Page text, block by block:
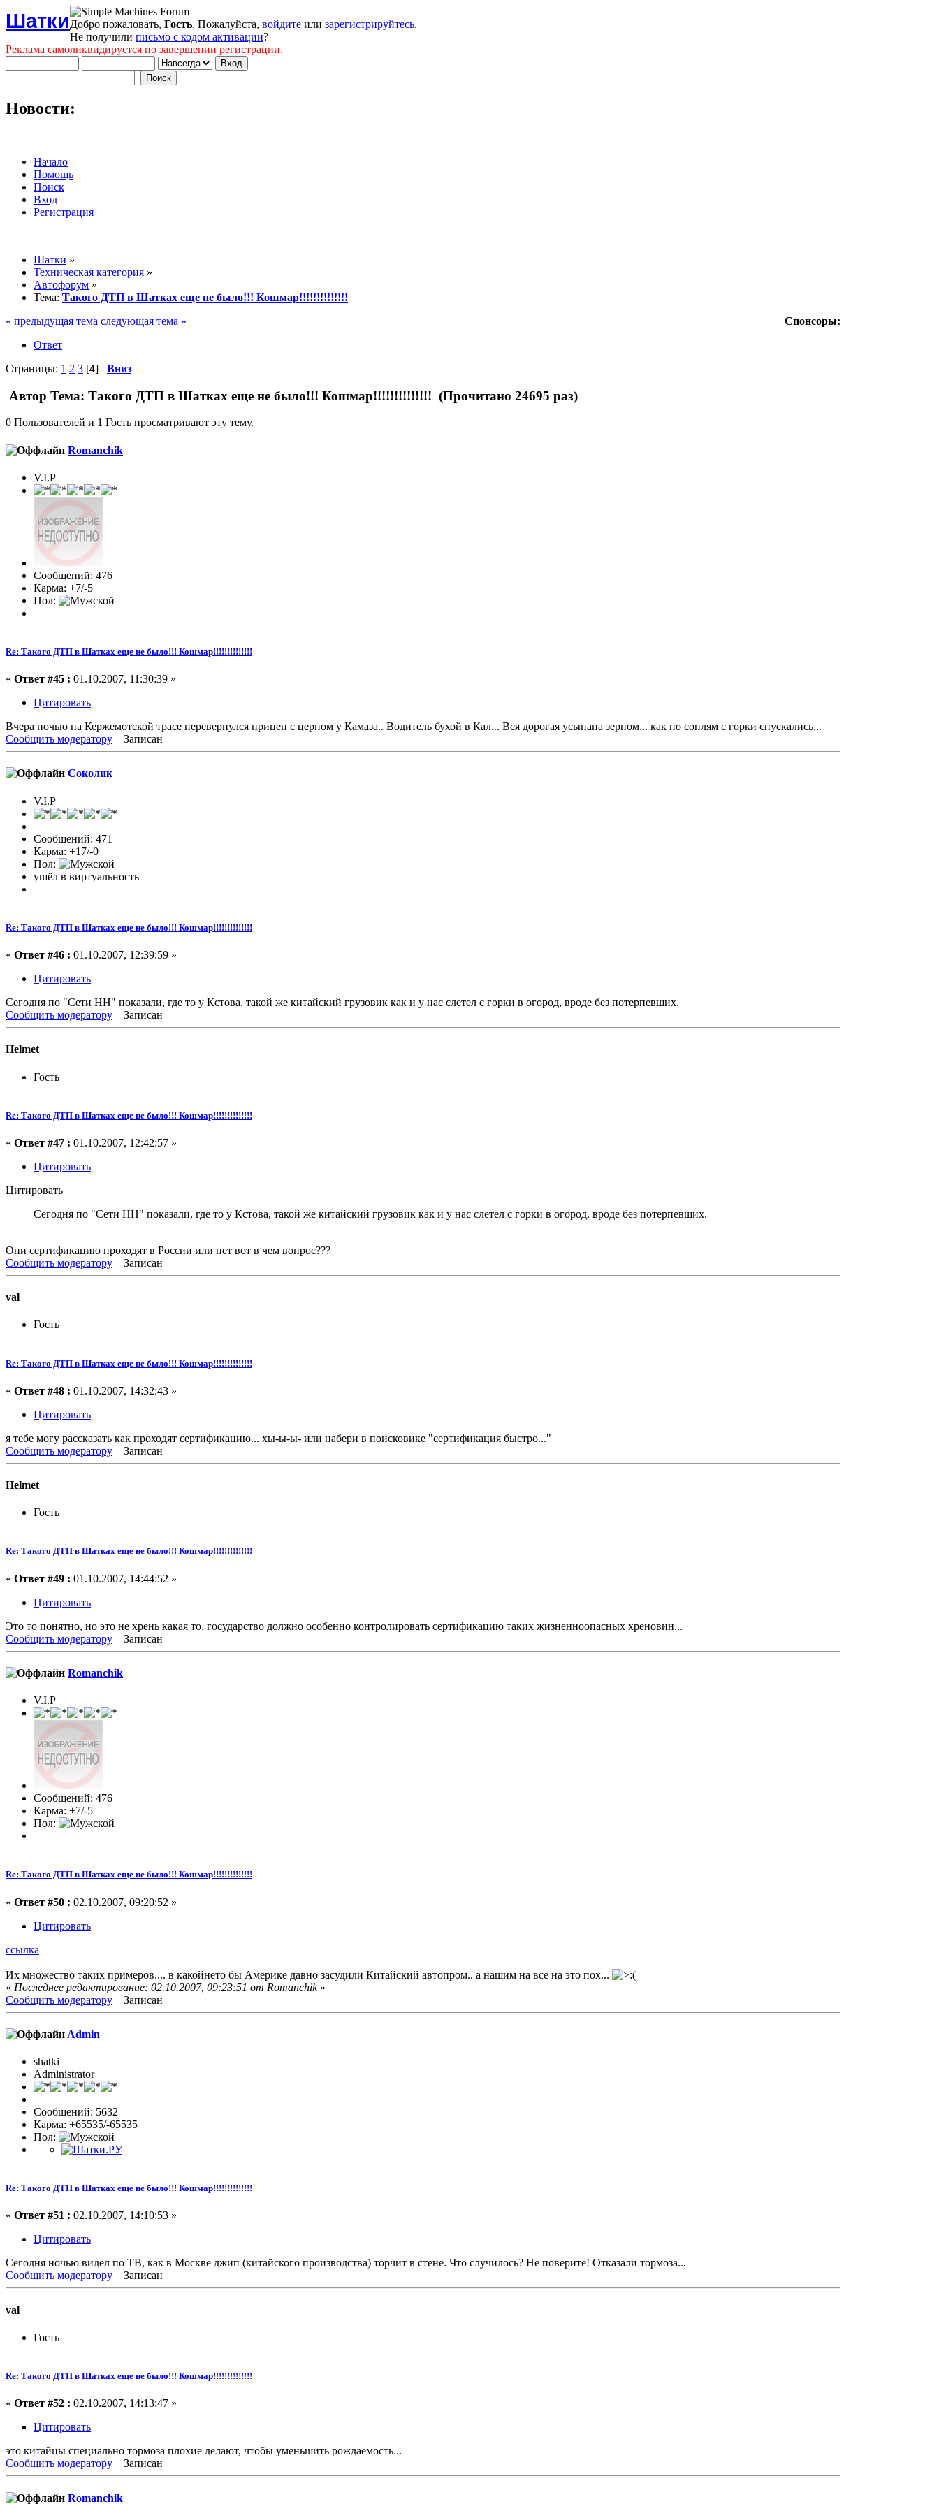
ШаткиДобро пожаловать, Гость. Пожалуйста, войдите или зарегистрируйтесь.
Не получили письмо с кодом активации?
Реклама самоликвидируется по завершении регистрации.
Новости:
Начало
Помощь
Поиск
Вход
Регистрация
Шатки »
Техническая категория »
Автофорум »
Тема: Такого ДТП в Шатках еще не было!!! Кошмар!!!!!!!!!!!!!!
Спонсоры:
« предыдущая тема следующая тема »
Ответ
Страницы: 1 2 3 [4] Вниз
Автор Тема: Такого ДТП в Шатках еще не было!!! Кошмар!!!!!!!!!!!!!! (Прочитано 24695 раз)
0 Пользователей и 1 Гость просматривают эту тему.
Romanchik
V.I.P
Сообщений: 476
Карма: +7/-5
Пол:
Re: Такого ДТП в Шатках еще не было!!! Кошмар!!!!!!!!!!!!!!
« Ответ #45 : 01.10.2007, 11:30:39 »
Цитировать
Вчера ночью на Кержемотской трасе перевернулся прицеп с церном у Камаза.. Водитель бухой в Кал... Вся дорогая усыпана зерном... как по соплям с горки спускались...
Сообщить модератору
Записан
Соколик
V.I.P
Сообщений: 471
Карма: +17/-0
Пол:
ушёл в виртуальность
Re: Такого ДТП в Шатках еще не было!!! Кошмар!!!!!!!!!!!!!!
« Ответ #46 : 01.10.2007, 12:39:59 »
Цитировать
Сегодня по "Сети НН" показали, где то у Кстова, такой же китайский грузовик как и у нас слетел с горки в огород, вроде без потерпевших.
Сообщить модератору
Записан
Helmet
Гость
Re: Такого ДТП в Шатках еще не было!!! Кошмар!!!!!!!!!!!!!!
« Ответ #47 : 01.10.2007, 12:42:57 »
Цитировать
Цитировать
Сегодня по "Сети НН" показали, где то у Кстова, такой же китайский грузовик как и у нас слетел с горки в огород, вроде без потерпевших.
Они сертификацию проходят в России или нет вот в чем вопрос???
Сообщить модератору
Записан
val
Гость
Re: Такого ДТП в Шатках еще не было!!! Кошмар!!!!!!!!!!!!!!
« Ответ #48 : 01.10.2007, 14:32:43 »
Цитировать
я тебе могу рассказать как проходят сертификацию... хы-ы-ы- или набери в поисковике "сертификация быстро..."
Сообщить модератору
Записан
Helmet
Гость
Re: Такого ДТП в Шатках еще не было!!! Кошмар!!!!!!!!!!!!!!
« Ответ #49 : 01.10.2007, 14:44:52 »
Цитировать
Это то понятно, но это не хрень какая то, государство должно особенно контролировать сертификацию таких жизненноопасных хреновин...
Сообщить модератору
Записан
Romanchik
V.I.P
Сообщений: 476
Карма: +7/-5
Пол:
Re: Такого ДТП в Шатках еще не было!!! Кошмар!!!!!!!!!!!!!!
« Ответ #50 : 02.10.2007, 09:20:52 »
Цитировать
ссылка
Их множество таких примеров.... в какойнето бы Америке давно засудили Китайский автопром.. а нашим на все на это пох...
« Последнее редактирование: 02.10.2007, 09:23:51 от Romanchik»
Сообщить модератору
Записан
Admin
shatki
Administrator
Сообщений: 5632
Карма: +65535/-65535
Пол:
Re: Такого ДТП в Шатках еще не было!!! Кошмар!!!!!!!!!!!!!!
« Ответ #51 : 02.10.2007, 14:10:53 »
Цитировать
Сегодня ночью видел по ТВ, как в Москве джип (китайского производства) торчит в стене. Что случилось? Не поверите! Отказали тормоза...
Сообщить модератору
Записан
val
Гость
Re: Такого ДТП в Шатках еще не было!!! Кошмар!!!!!!!!!!!!!!
« Ответ #52 : 02.10.2007, 14:13:47 »
Цитировать
это китайцы специально тормоза плохие делают, чтобы уменьшить рождаемость...
Сообщить модератору
Записан
Romanchik